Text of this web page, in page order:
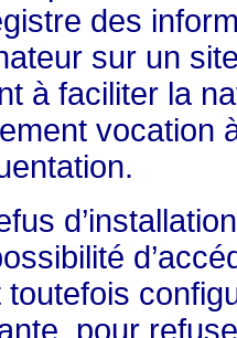
des
sur un
à faciliter la
vocation
toutefois
pour